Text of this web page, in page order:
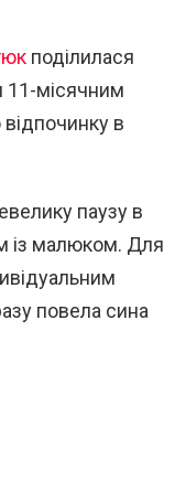
поділилася
11-місячним
в
паузу в
із малюком. Для
повела сина